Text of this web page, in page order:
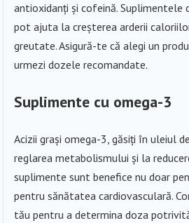
antioxidanți și cofeină. Suplimentele
pot ajuta la creșterea arderii
greutate. Asigură-te că alegi un
urmezi dozele recomandate.
Suplimente cu omega-3
Acizii grași omega-3, găsiți în uleiul
reglarea metabolismului și la
suplimente sunt benefice nu doar
pentru sănătatea cardiovasculară.
tău pentru a determina doza